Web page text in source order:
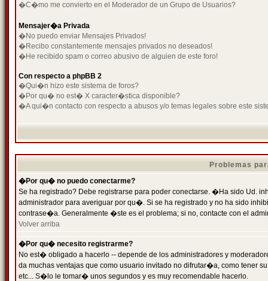
�C�mo me convierto en el Moderador de un Grupo de Usuarios?
Mensajer�a Privada
�No puedo enviar Mensajes Privados!
�Recibo constantemente mensajes privados no deseados!
�He recibido spam o correo abusivo de alguien de este foro!
Con respecto a phpBB 2
�Qui�n hizo este sistema de foros?
�Por qu� no est� X caracter�stica disponible?
�A qui�n contacto con respecto a abusos y/o temas legales sobre este
Problemas
�Por qu� no puedo conectarme?
Se ha registrado? Debe registrarse para poder conectarse. �Ha sido Ud.
administrador para averiguar por qu�. Si se ha registrado y no ha sido
contrase�a. Generalmente �ste es el problema; si no, contacte con el
Volver arriba
�Por qu� necesito registrarme?
No est� obligado a hacerlo -- depende de los administradores y
da muchas ventajas que como usuario invitado no difrutar�a, como tener
etc... S�lo le tomar� unos segundos y es muy recomendable hacerlo.